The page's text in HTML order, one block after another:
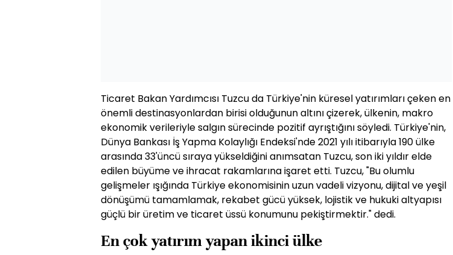
Ticaret Bakan Yardımcısı Tuzcu da Türkiye'nin küresel yatırımları çeken en
önemli destinasyonlardan birisi olduğunun altını çizerek, ülkenin, makro
ekonomik verileriyle salgın sürecinde pozitif ayrıştığını söyledi. Türkiye'nin,
Dünya Bankası İş Yapma Kolaylığı Endeksi'nde 2021 yılı itibarıyla 190 ülke
arasında 33'üncü sıraya yükseldiğini anımsatan Tuzcu, son iki yıldır elde
edilen büyüme ve ihracat rakamlarına işaret etti. Tuzcu, "Bu olumlu
gelişmeler ışığında Türkiye ekonomisinin uzun vadeli vizyonu, dijital ve yeşil
dönüşümü tamamlamak, rekabet gücü yüksek, lojistik ve hukuki altyapısı
güçlü bir üretim ve ticaret üssü konumunu pekiştirmektir." dedi.
En çok yatırım yapan ikinci ülke